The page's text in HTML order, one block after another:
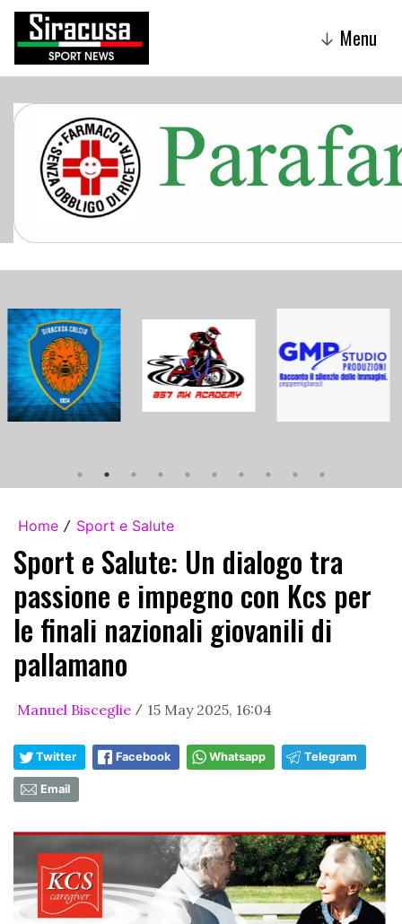
↓ Menu
Home / Sport e Salute
Sport e Salute: Un dialogo tra
passione e impegno con Kcs per
le finali nazionali giovanili di
pallamano
Manuel Bisceglie / 15 May 2025, 16:04
Twitter Facebook Whatsapp Telegram
Email